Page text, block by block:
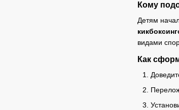
Кому
Детям
видами
Как